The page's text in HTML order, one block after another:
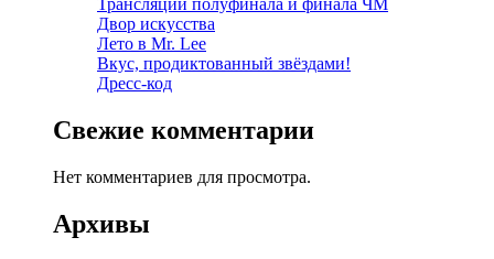
Трансляции полуфинала и финала ЧМ
Двор искусства
Лето в Mr. Lee
Вкус, продиктованный звёздами!
Дресс-код
Свежие комментарии
Нет комментариев для просмотра.
Архивы